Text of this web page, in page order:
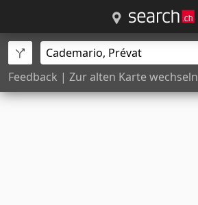
Feedback | Zur alten Karte wechseln